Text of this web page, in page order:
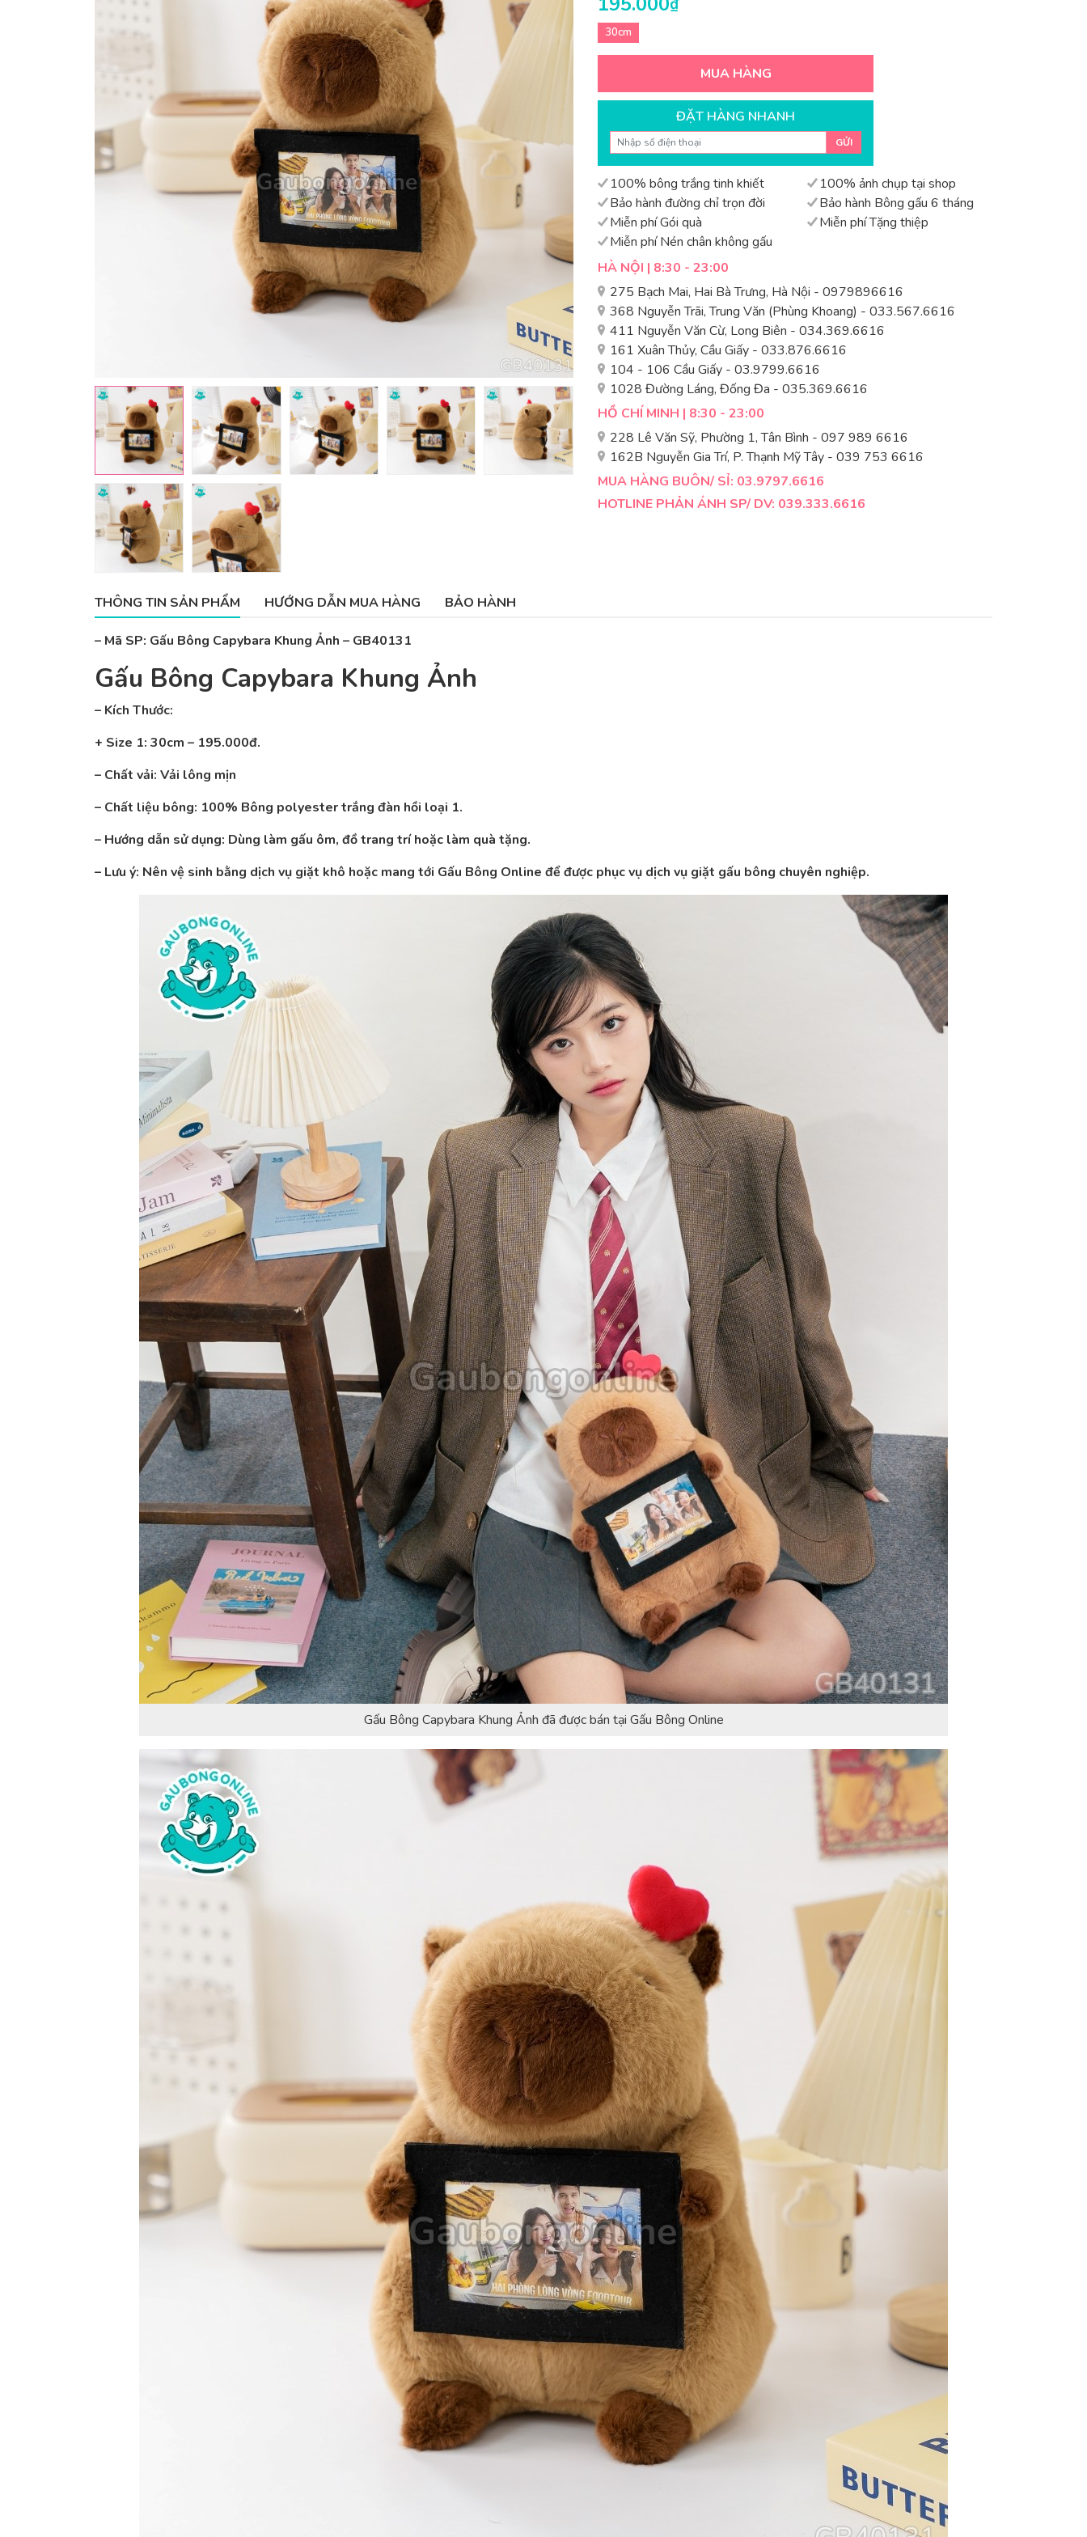
30cm
MUA HÀNG
ĐẶT HÀNG NHANH
GỬI
100% bông trắng tinh khiết
100% ảnh chụp tại shop
Bảo hành đường chỉ trọn đời
Bảo hành Bông gấu 6 tháng
Miễn phí Gói quà
Miễn phí Tặng thiệp
Miễn phí Nén chân không gấu
HÀ NỘI | 8:30 - 23:00
275 Bạch Mai, Hai Bà Trưng, Hà Nội - 0979896616
368 Nguyễn Trãi, Trung Văn (Phùng Khoang) - 033.567.6616
411 Nguyễn Văn Cừ, Long Biên - 034.369.6616
161 Xuân Thủy, Cầu Giấy - 033.876.6616
104 - 106 Cầu Giấy - 03.9799.6616
1028 Đường Láng, Đống Đa - 035.369.6616
HỒ CHÍ MINH | 8:30 - 23:00
228 Lê Văn Sỹ, Phường 1, Tân Bình - 097 989 6616
162B Nguyễn Gia Trí, P. Thạnh Mỹ Tây - 039 753 6616
MUA HÀNG BUÔN/ SỈ: 03.9797.6616
HOTLINE PHẢN ÁNH SP/ DV: 039.333.6616
THÔNG TIN SẢN PHẨM HƯỚNG DẪN MUA HÀNG BẢO HÀNH
– Mã SP: Gấu Bông Capybara Khung Ảnh – GB40131
Gấu Bông Capybara Khung Ảnh
– Kích Thước:
+ Size 1: 30cm – 195.000đ.
– Chất vải: Vải lông mịn
– Chất liệu bông: 100% Bông polyester trắng đàn hồi loại 1.
– Hướng dẫn sử dụng: Dùng làm gấu ôm, đồ trang trí hoặc làm quà tặng.
– Lưu ý: Nên vệ sinh bằng dịch vụ giặt khô hoặc mang tới Gấu Bông Online để được phục vụ dịch vụ giặt gấu bông chuyên nghiệp.
Gấu Bông Capybara Khung Ảnh đã được bán tại Gấu Bông Online